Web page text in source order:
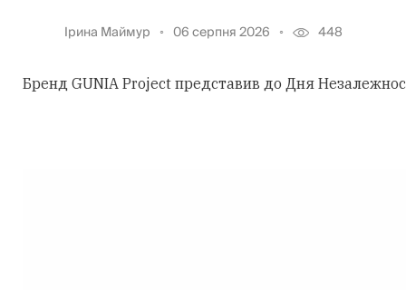
Ірина Маймур 06 серпня 2026 448
Бренд GUNIA Project представив до Дня